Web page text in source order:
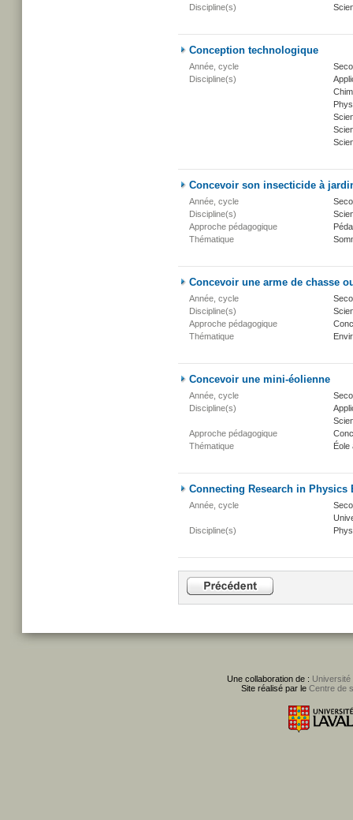
Discipline(s)
Conception technologique
Année, cycle
Discipline(s)
Concevoir son insecticide à
Année, cycle
Discipline(s)
Approche pédagogique
Thématique
Concevoir une arme de chasse
Année, cycle
Discipline(s)
Approche pédagogique
Thématique
Concevoir une mini-éolienne
Année, cycle
Discipline(s)
Approche pédagogique
Thématique
Éole
Connecting Research in
Année, cycle
Discipline(s)
Une collaboration de : Université
Site réalisé par le Centre de